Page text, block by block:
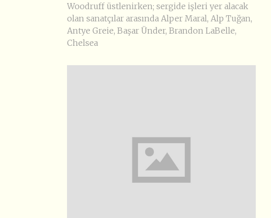
Woodruff üstlenirken; sergide işleri yer alacak
olan sanatçılar arasında Alper Maral, Alp Tuğan,
Antye Greie, Başar Ünder, Brandon LaBelle,
Chelsea